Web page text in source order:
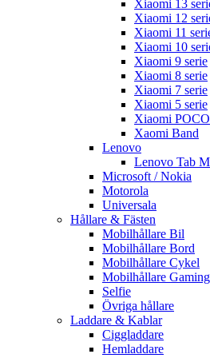
Xiaomi 13
Xiaomi 12
Xiaomi 11
Xiaomi 10
Xiaomi 9 serie
Xiaomi 8 serie
Xiaomi 7 serie
Xiaomi 5 serie
Xiaomi POCO
Xaomi Band
Lenovo
Lenovo Tab
Microsoft / Nokia
Motorola
Universala
Hållare & Fästen
Mobilhållare Bil
Mobilhållare Bord
Mobilhållare Cykel
Mobilhållare Gaming
Selfie
Övriga hållare
Laddare & Kablar
Ciggladdare
Hemladdare